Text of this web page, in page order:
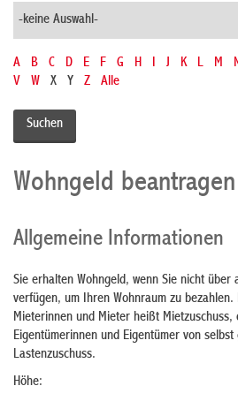
A B C D E F G H I J K L M
V
W X Y Z Alle
Wohngeld beantragen
Allgemeine Informationen
Sie erhalten Wohngeld, wenn Sie nicht über
verfügen, um Ihren Wohnraum zu bezahlen.
Mieterinnen und Mieter heißt Mietzuschuss,
Eigentümerinnen und Eigentümer von
Lastenzuschuss.
Höhe: